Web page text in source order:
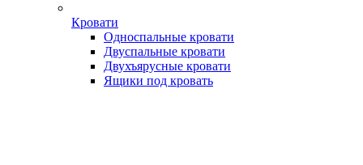
Кровати
Односпальные кровати
Двуспальные кровати
Двухъярусные кровати
Ящики под кровать